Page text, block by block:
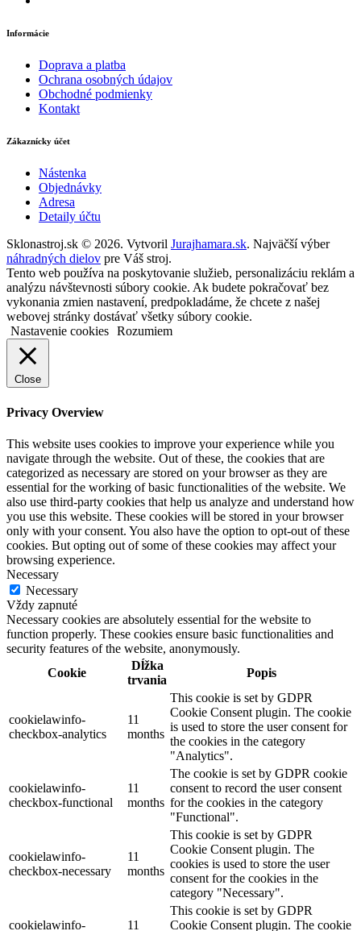
Informácie
Doprava a platba
Ochrana osobných údajov
Obchodné podmienky
Kontakt
Zákaznícky účet
Nástenka
Objednávky
Adresa
Detaily účtu
Sklonastroj.sk © 2026. Vytvoril Jurajhamara.sk. Najväčší výber
náhradných dielov pre Váš stroj.
Tento web používa na poskytovanie služieb, personalizáciu reklám a
analýzu návštevnosti súbory cookie. Ak budete pokračovať bez
vykonania zmien nastavení, predpokladáme, že chcete z našej
webovej stránky dostávať všetky súbory cookie.
Nastavenie cookies Rozumiem
Close
Privacy Overview
This website uses cookies to improve your experience while you
navigate through the website. Out of these, the cookies that are
categorized as necessary are stored on your browser as they are
essential for the working of basic functionalities of the website. We
also use third-party cookies that help us analyze and understand how
you use this website. These cookies will be stored in your browser
only with your consent. You also have the option to opt-out of these
cookies. But opting out of some of these cookies may affect your
browsing experience.
Necessary
Necessary
Vždy zapnuté
Necessary cookies are absolutely essential for the website to
function properly. These cookies ensure basic functionalities and
security features of the website, anonymously.
Cookie
Dĺžka
trvania
Popis
cookielawinfo-
checkbox-analytics
11
months
This cookie is set by GDPR
Cookie Consent plugin. The cookie
is used to store the user consent for
the cookies in the category
"Analytics".
cookielawinfo-
checkbox-functional
11
months
The cookie is set by GDPR cookie
consent to record the user consent
for the cookies in the category
"Functional".
cookielawinfo-
checkbox-necessary
11
months
This cookie is set by GDPR
Cookie Consent plugin. The
cookies is used to store the user
consent for the cookies in the
category "Necessary".
cookielawinfo-
11
This cookie is set by GDPR
Cookie Consent plugin. The cookie